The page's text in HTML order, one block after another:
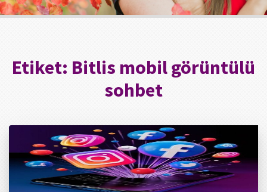
Etiket: Bitlis mobil görüntülü
sohbet